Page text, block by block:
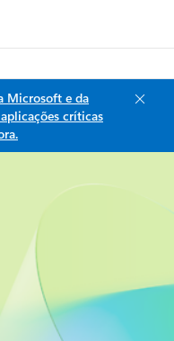
Microsoft e da
críticas